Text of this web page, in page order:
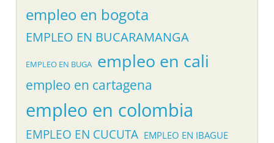
empleo en bogota
EMPLEO EN BUCARAMANGA
EMPLEO EN BUGA empleo en cali
empleo en cartagena
empleo en colombia
EMPLEO EN CUCUTA EMPLEO EN IBAGUE